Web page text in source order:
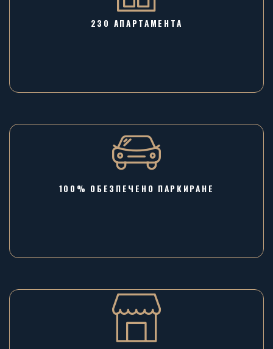
230 АПАРТАМЕНТА
100% ОБЕЗПЕЧЕНО ПАРКИРАНЕ